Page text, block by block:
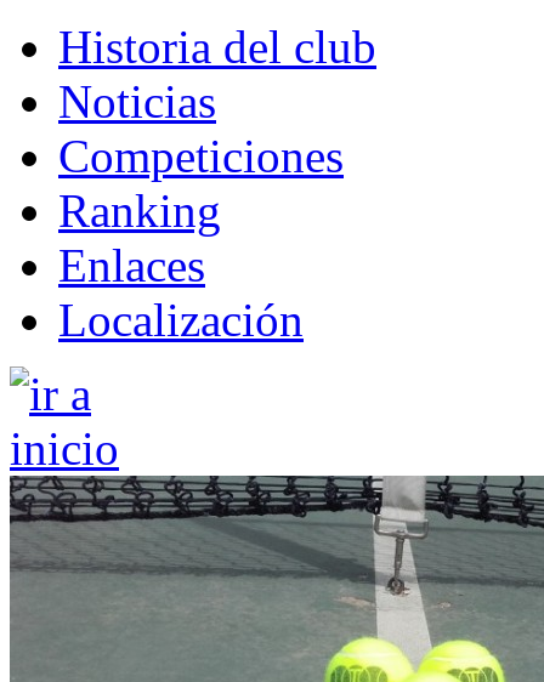
Historia del club
Noticias
Competiciones
Ranking
Enlaces
Localización